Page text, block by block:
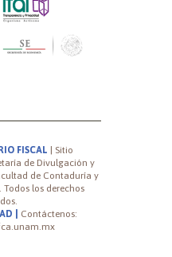
FISCAL | Sitio
de Divulgación y
de Contaduría y
los derechos
Contáctenos: